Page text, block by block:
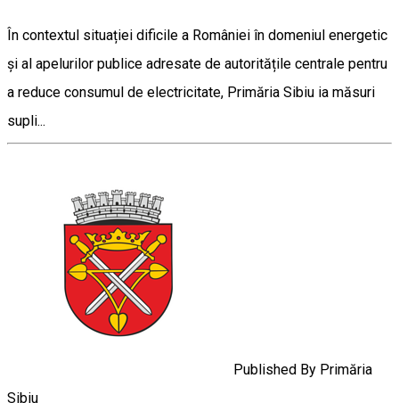
În contextul situației dificile a României în domeniul energetic
și al apelurilor publice adresate de autoritățile centrale pentru
a reduce consumul de electricitate, Primăria Sibiu ia măsuri
supli...
Published By Primăria
Sibiu